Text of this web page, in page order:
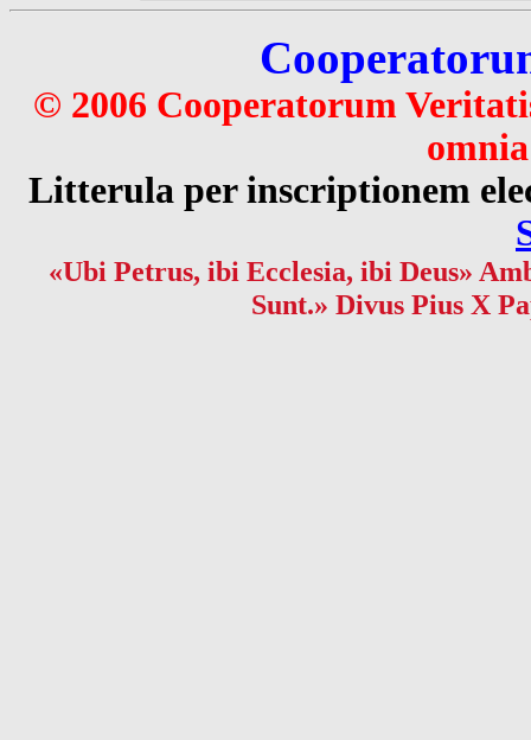
© 2006 Cooperatorum
Litterula per inscriptionem
«Ubi Petrus, ibi Ecclesia, ibi Deus»
Sunt.» Divus Pius X